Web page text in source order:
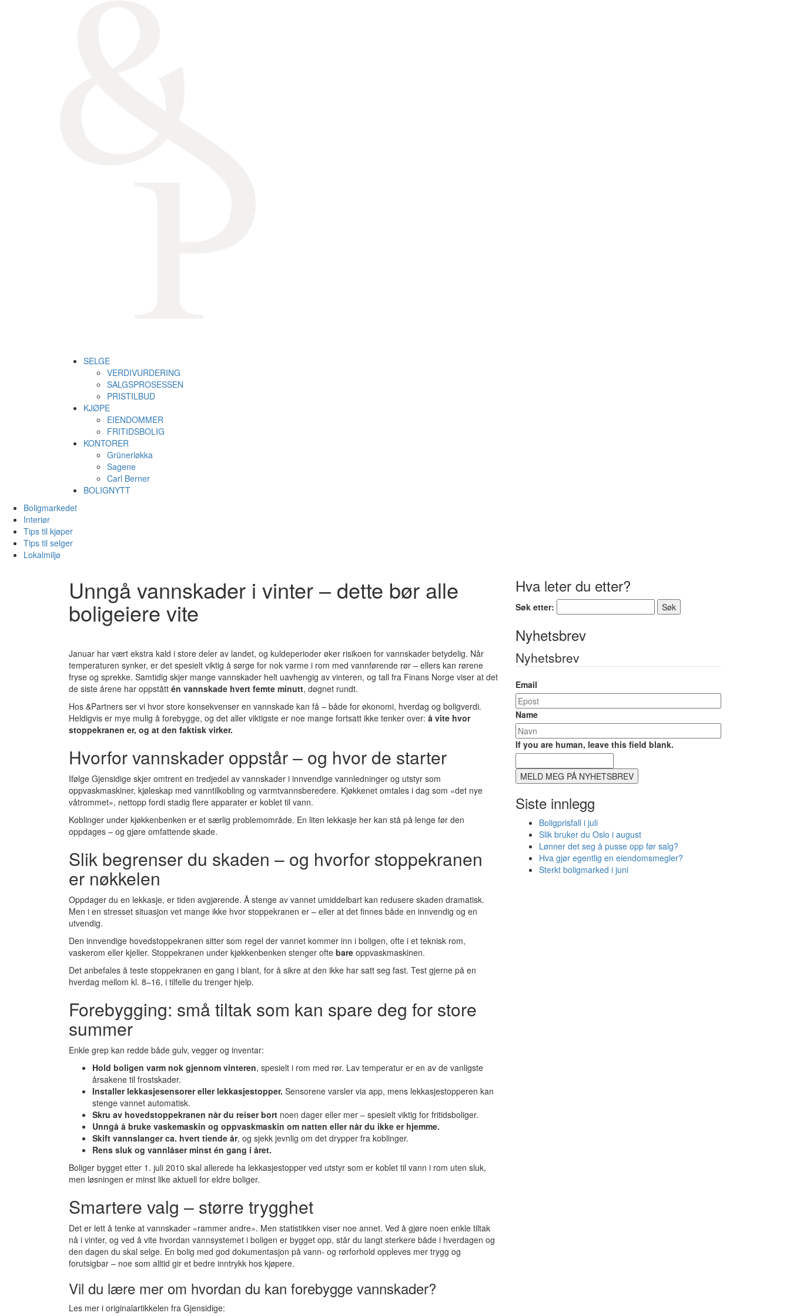
SELGE
VERDIVURDERING
SALGSPROSESSEN
PRISTILBUD
KJØPE
EIENDOMMER
FRITIDSBOLIG
KONTORER
Grünerløkka
Sagene
Carl Berner
BOLIGNYTT
Boligmarkedet
Interiør
Tips til kjøper
Tips til selger
Lokalmiljø
Unngå vannskader i vinter – dette bør alle
boligeiere vite
Januar har vært ekstra kald i store deler av landet, og kuldeperioder øker risikoen for vannskader betydelig. Når
temperaturen synker, er det spesielt viktig å sørge for nok varme i rom med vannførende rør – ellers kan rørene
fryse og sprekke. Samtidig skjer mange vannskader helt uavhengig av vinteren, og tall fra Finans Norge viser at det
de siste årene har oppstått én vannskade hvert femte minutt, døgnet rundt.
Hos &Partners ser vi hvor store konsekvenser en vannskade kan få – både for økonomi, hverdag og boligverdi.
Heldigvis er mye mulig å forebygge, og det aller viktigste er noe mange fortsatt ikke tenker over: å vite hvor
stoppekranen er, og at den faktisk virker.
Hvorfor vannskader oppstår – og hvor de starter
Ifølge Gjensidige skjer omtrent en tredjedel av vannskader i innvendige vannledninger og utstyr som
oppvaskmaskiner, kjøleskap med vanntilkobling og varmtvannsberedere. Kjøkkenet omtales i dag som «det nye
våtrommet», nettopp fordi stadig flere apparater er koblet til vann.
Koblinger under kjøkkenbenken er et særlig problemområde. En liten lekkasje her kan stå på lenge før den
oppdages – og gjøre omfattende skade.
Slik begrenser du skaden – og hvorfor stoppekranen
er nøkkelen
Oppdager du en lekkasje, er tiden avgjørende. Å stenge av vannet umiddelbart kan redusere skaden dramatisk.
Men i en stresset situasjon vet mange ikke hvor stoppekranen er – eller at det finnes både en innvendig og en
utvendig.
Den innvendige hovedstoppekranen sitter som regel der vannet kommer inn i boligen, ofte i et teknisk rom,
vaskerom eller kjeller. Stoppekranen under kjøkkenbenken stenger ofte bare oppvaskmaskinen.
Det anbefales å teste stoppekranen en gang i blant, for å sikre at den ikke har satt seg fast. Test gjerne på en
hverdag mellom kl. 8–16, i tilfelle du trenger hjelp.
Forebygging: små tiltak som kan spare deg for store
summer
Enkle grep kan redde både gulv, vegger og inventar:
Hold boligen varm nok gjennom vinteren, spesielt i rom med rør. Lav temperatur er en av de vanligste
årsakene til frostskader.
Installer lekkasjesensorer eller lekkasjestopper. Sensorene varsler via app, mens lekkasjestopperen kan
stenge vannet automatisk.
Skru av hovedstoppekranen når du reiser bort noen dager eller mer – spesielt viktig for fritidsboliger.
Unngå å bruke vaskemaskin og oppvaskmaskin om natten eller når du ikke er hjemme.
Skift vannslanger ca. hvert tiende år, og sjekk jevnlig om det drypper fra koblinger.
Rens sluk og vannlåser minst én gang i året.
Boliger bygget etter 1. juli 2010 skal allerede ha lekkasjestopper ved utstyr som er koblet til vann i rom uten sluk,
men løsningen er minst like aktuell for eldre boliger.
Smartere valg – større trygghet
Det er lett å tenke at vannskader «rammer andre». Men statistikken viser noe annet. Ved å gjøre noen enkle tiltak
nå i vinter, og ved å vite hvordan vannsystemet i boligen er bygget opp, står du langt sterkere både i hverdagen og
den dagen du skal selge. En bolig med god dokumentasjon på vann‑ og rørforhold oppleves mer trygg og
forutsigbar – noe som alltid gir et bedre inntrykk hos kjøpere.
Vil du lære mer om hvordan du kan forebygge vannskader?
Les mer i originalartikkelen fra Gjensidige:
Hva leter du etter?
Søk etter:
Nyhetsbrev
Nyhetsbrev
Email
Name
If you are human, leave this field blank.
MELD MEG PÅ NYHETSBREV
Siste innlegg
Boligprisfall i juli
Slik bruker du Oslo i august
Lønner det seg å pusse opp før salg?
Hva gjør egentlig en eiendomsmegler?
Sterkt boligmarked i juni